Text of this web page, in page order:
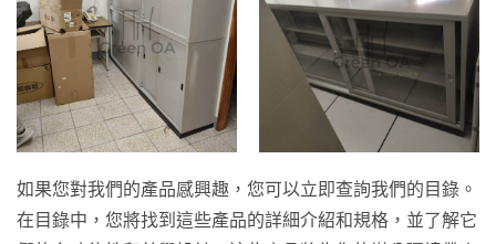
如果您對我們的產品感興趣，您可以立即查詢我們的目錄。
在目錄中，您將找到這些產品的詳細介紹和規格，並了解它